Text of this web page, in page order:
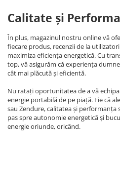
Calitate și
În plus, magazinul nostru online vă
fiecare produs, recenzii de la
maximiza eficiența energetică. Cu
top, vă asigurăm că experiența
cât mai plăcută și eficientă.
Nu ratați oportunitatea de a vă
energie portabilă de pe piață. Fie că
sau Zendure, calitatea și
pas spre autonomie energetică și
energie oriunde, oricând.